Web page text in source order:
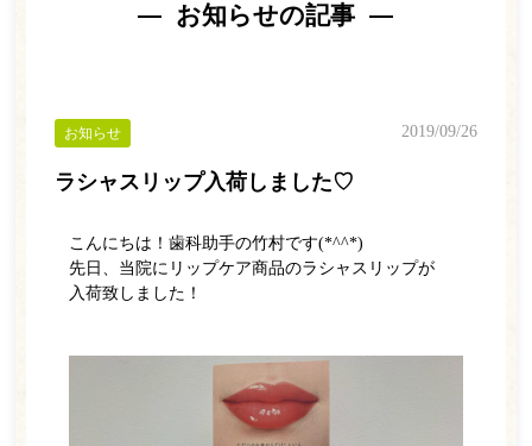
お知らせの記事
ラシャスリップ入荷しました♡
お知らせ 2019/09/26
こんにちは！歯科助手の竹村です(*^^*)
先日、当院にリップケア商品のラシャスリップが
入荷致しました！
医師紹介
診療案内